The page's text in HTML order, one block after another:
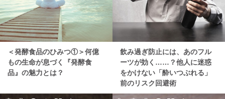
＜発酵食品のひみつ①＞何億
もの生命が息づく『発酵食
品』の魅力とは？
飲み過ぎ防止には、あのフル
ーツが効く……？他人に迷惑
をかけない「酔いつぶれる」
前のリスク回避術